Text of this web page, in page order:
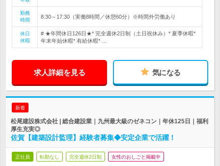
勤務
時間
8:30～17:30（実働8時間／休憩60分）※時間外労働あり
休日
休暇
# ★年間休日126日★* 完全週休2日制（土日祝休み）* 夏季休暇*
年末年始休暇* 有給休暇* …
求人詳細を見る 気になる
新着
松尾建設株式会社 | 総合建設業｜九州最大級のゼネコン｜年休125日｜福利
厚生充実◎
佐賀【建築設計監理】経験者募集◆安定企業で活躍！
正社員 転勤なし 完全週休2日制 女性のおしごと掲載中